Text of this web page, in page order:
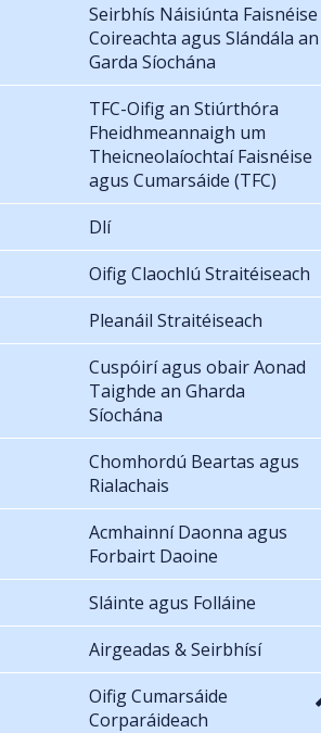
Seirbhís Náisiúnta Faisnéise
Coireachta agus Slándála an
Garda Síochána
TFC-Oifig an Stiúrthóra
Fheidhmeannaigh um
Theicneolaíochtaí Faisnéise
agus Cumarsáide (TFC)
Dlí
Oifig Claochlú Straitéiseach
Pleanáil Straitéiseach
Cuspóirí agus obair Aonad
Taighde an Gharda
Síochána
Chomhordú Beartas agus
Rialachais
Acmhainní Daonna agus
Forbairt Daoine
Sláinte agus Folláine
Airgeadas & Seirbhísí
Oifig Cumarsáide
Corparáideach